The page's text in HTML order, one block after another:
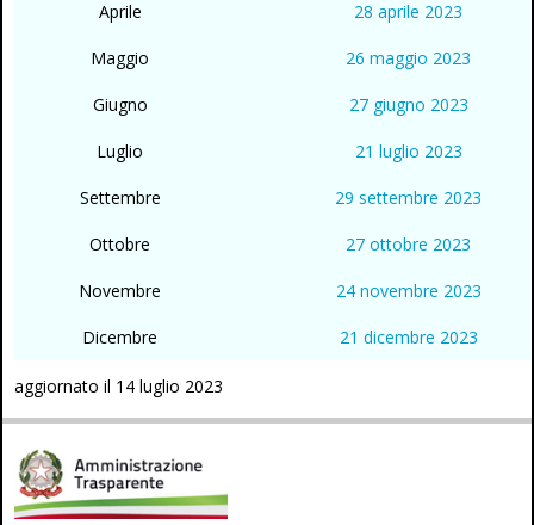
Aprile 28 aprile 2023
Maggio 26 maggio 2023
Giugno 27 giugno 2023
Luglio 21 luglio 2023
Settembre 29 settembre 2023
Ottobre 27 ottobre 2023
Novembre 24 novembre 2023
Dicembre 21 dicembre 2023
aggiornato il 14 luglio 2023